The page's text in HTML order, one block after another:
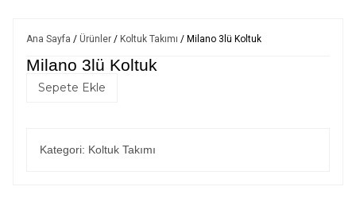
Ana Sayfa / Ürünler / Koltuk Takımı / Milano 3lü Koltuk
Milano 3lü Koltuk
Sepete Ekle
Kategori: Koltuk Takımı